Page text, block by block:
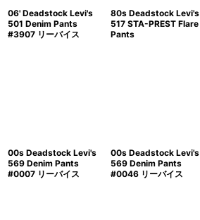
06' Deadstock Levi's
501 Denim Pants
#3907 リーバイス
80s Deadstock Levi's
517 STA-PREST Flare
Pants
00s Deadstock Levi's
569 Denim Pants
#0007 リーバイス
00s Deadstock Levi's
569 Denim Pants
#0046 リーバイス